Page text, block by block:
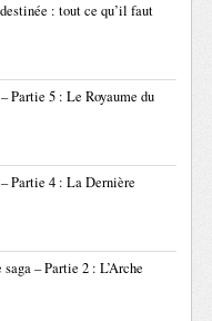
: tout ce qu’il faut
Partie 5 : Le Royaume du
Partie 4 : La Dernière
– Partie 2 : L’Arche